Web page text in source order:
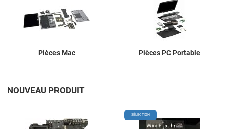
Pièces Mac Pièces PC Portable
NOUVEAU PRODUIT
Add to Wishlist
SÉLECTION